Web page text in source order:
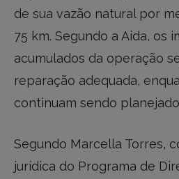
de sua vazão natural por
75 km. Segundo a Aida, os
acumulados da operação
reparação adequada,
continuam sendo
Segundo Marcella Torres,
jurídica do Programa de